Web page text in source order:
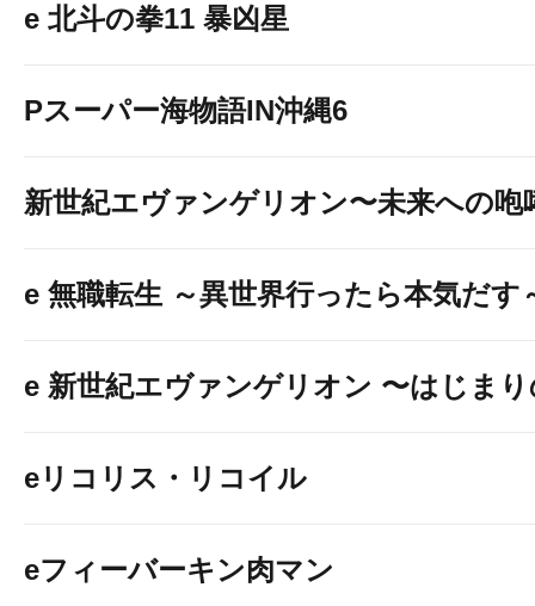
e 北斗の拳11 暴凶星
Pスーパー海物語IN沖縄6
新世紀エヴァンゲリオン〜未来への咆
e 無職転生 ～異世界行ったら本気だす
e 新世紀エヴァンゲリオン 〜はじま
eリコリス・リコイル
eフィーバーキン肉マン